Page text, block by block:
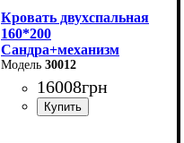
Кровать двухспальная
160*200
Сандра+механизм
(серая)30012
16008грн